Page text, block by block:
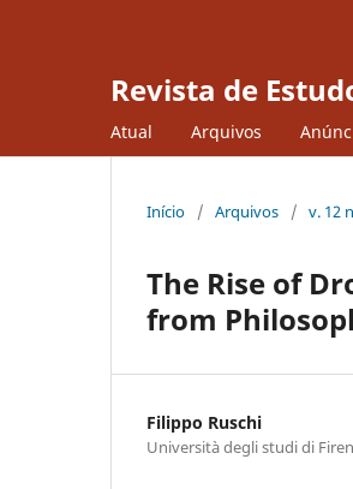
Revista de
Atual Arquivos
Início / Arquivos / v. 12
The Rise of
from
Filippo Ruschi
Università degli studi di